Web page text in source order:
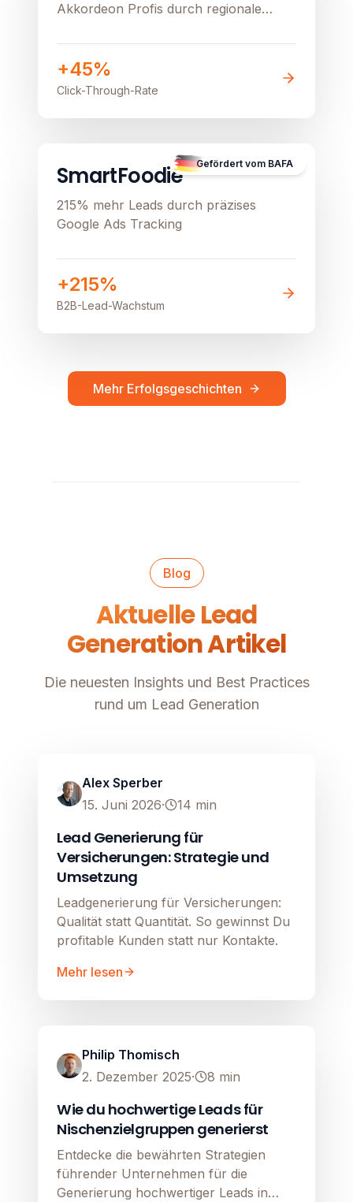
Akkordeon Profis durch regionale
stationären Verkauf beflügeln
+45%
Click-Through-Rate
Gefördert vom BAFA
B2B
SmartFoodie
215% mehr Leads durch präzises
Google Ads Tracking
+215%
B2B-Lead-Wachstum
Mehr Erfolgsgeschichten
Blog
Aktuelle Lead
Generation Artikel
Die neuesten Insights und Best Practices
rund um Lead Generation
Alex Sperber
15. Juni 2026· 14 min
Lead Generierung für
Versicherungen: Strategie und
Umsetzung
Leadgenerierung für Versicherungen:
Qualität statt Quantität. So gewinnst Du
profitable Kunden statt nur Kontakte.
Mehr lesen
Philip Thomisch
2. Dezember 2025· 8 min
Wie du hochwertige Leads für
Nischenzielgruppen generierst
Entdecke die bewährten Strategien
führender Unternehmen für die
Generierung hochwertiger Leads in